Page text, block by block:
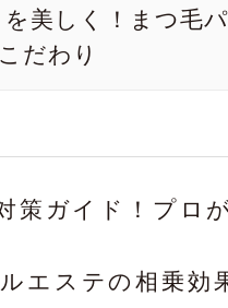
美しく！まつ毛
だわり
策ガイド！プロ
エステの相乗効